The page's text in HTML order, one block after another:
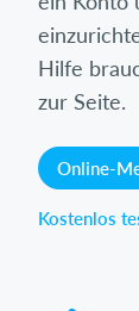
Hilfe
zur Seite.
Online-
Kostenlos